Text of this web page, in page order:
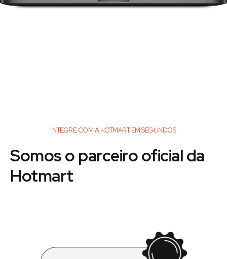
INTEGRE COM A HOTMART EM SEGUNDOS
Somos o parceiro oficial da
Hotmart